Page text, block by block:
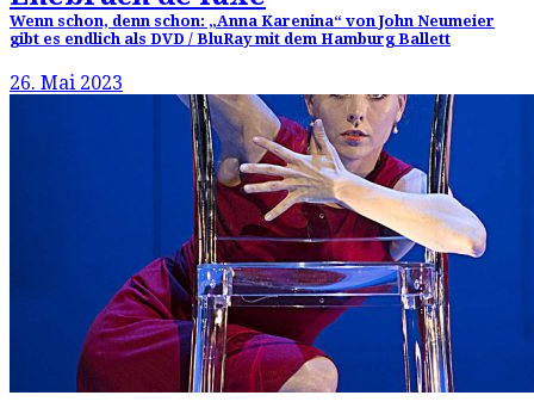
Wenn schon, denn schon: „Anna Karenina“ von John Neumeier
gibt es endlich als DVD / BluRay mit dem Hamburg Ballett
26. Mai 2023